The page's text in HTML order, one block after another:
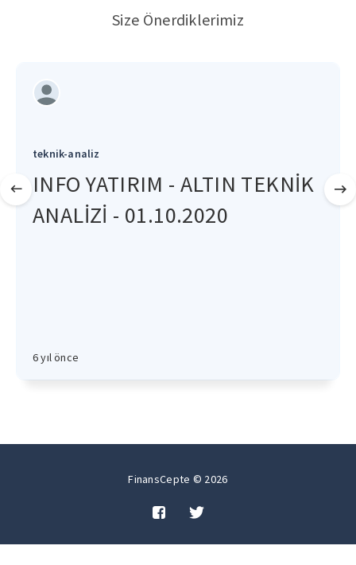
Size Önerdiklerimiz
teknik-analiz
INFO YATIRIM - ALTIN TEKNİK
ANALİZİ - 01.10.2020
6 yıl önce
FinansCepte © 2026